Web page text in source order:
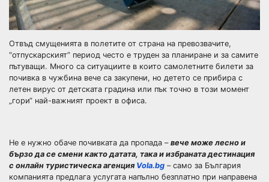
Отвъд смущенията в полетите от страна на превозвачите,
“отпускарският” период често е труден за планиране и за самите
пътуващи. Много са ситуациите в които самолетните билети за
почивка в чужбина вече са закупени, но детето се прибира с
летен вирус от детската градина или пък точно в този момент
„гори“ най-важният проект в офиса.
Не е нужно обаче почивката да пропада – вече може лесно и
бързо да се смени както датата, така и избраната дестинация
с онлайн туристическа агенция Vola.bg – само за България
компанията предлага услугата напълно безплатно при направена